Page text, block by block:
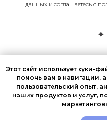
данных и соглашаетесь c
© All rights reserved
Этот сайт использует куки-
помочь вам в навигации,
пользовательский опыт,
наших продуктов и услуг,